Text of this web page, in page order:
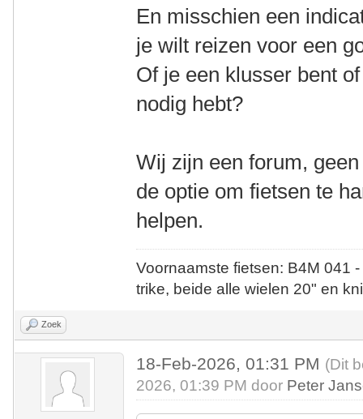
En misschien een
je wilt reizen voor een
Of je een klusser bent
nodig hebt?
Wij zijn een forum,
de optie om fietsen te
helpen.
Voornaamste fietsen: B4M
trike, beide alle wielen 20" en
Zoek
18-Feb-2026, 01:31 PM (Dit
2026, 01:39 PM door Peter